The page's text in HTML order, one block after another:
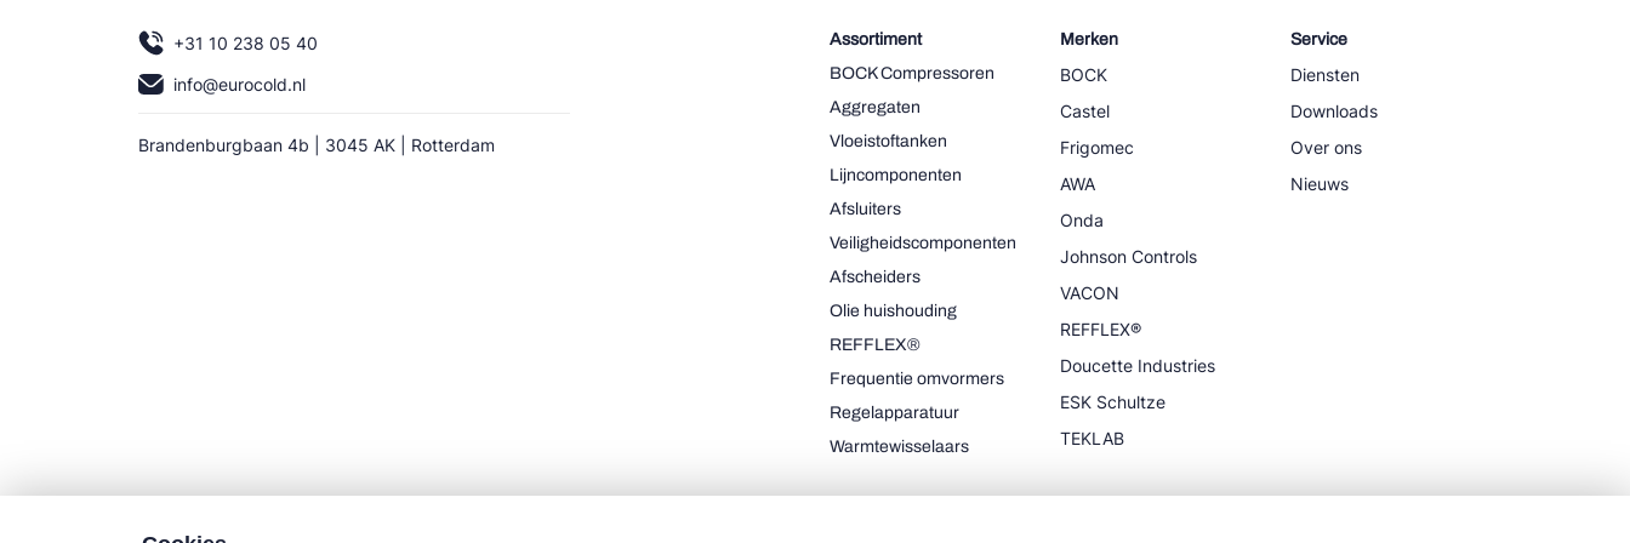
+31 10 238 05 40
info@eurocold.nl
Brandenburgbaan 4b | 3045 AK | Rotterdam
Assortiment
BOCK Compressoren
Aggregaten
Vloeistoftanken
Lijncomponenten
Afsluiters
Veiligheidscomponenten
Afscheiders
Olie huishouding
REFFLEX®
Frequentie omvormers
Regelapparatuur
Warmtewisselaars
Merken
BOCK
Castel
Frigomec
AWA
Onda
Johnson Controls
VACON
REFFLEX®
Doucette Industries
ESK Schultze
TEKLAB
Service
Diensten
Downloads
Over ons
Nieuws